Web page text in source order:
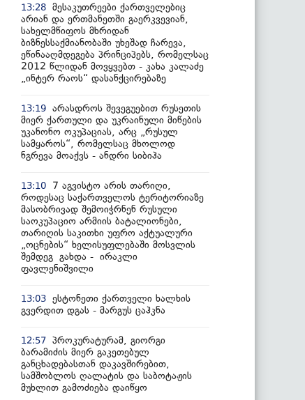
13:28 მესაკუთრეები ქართველებიც
არიან და ერთმანეთში გაერკვევიან,
სახელმწიფოს მხრიდან
ბიზნესსაქმიანობაში უხეშად ჩარევა,
ეწინააღმდეგება პრინციპებს, რომელსაც
2012 წლიდან მოვყვებთ - კახა კალაძე
„ინტერ რაოს“ დასანქცირებაზე
13:19 არასდროს შევეგუებით რუსეთის
მიერ ქართული და უკრაინული მიწების
უკანონო ოკუპაციას, არც „რუსულ
სამყაროს“, რომელსაც მხოლოდ
ნგრევა მოაქვს - ანდრი სიბიჰა
13:10
7 აგვისტო არის თარიღი,
როდესაც საქართველოს ტერიტორიაზე
მასობრივად შემოიჭრნენ რუსული
საოკუპაციო არმიის ბატალიონები,
თარიღის საკითხი უფრო აქტუალური
„ოცნების“ ხელისუფლებაში მოსვლის
შემდეგ გახდა - ირაკლი
ფავლენიშვილი
13:03 ესტონეთი ქართველი ხალხის
გვერდით დგას - მარგუს ცაჰკნა
12:57 პროკურატურამ, გიორგი
ბარამიძის მიერ გაკეთებულ
განცხადებასთან დაკავშირებით,
სამშობლოს ღალატის და საბოტაჟის
მუხლით გამოძიება დაიწყო